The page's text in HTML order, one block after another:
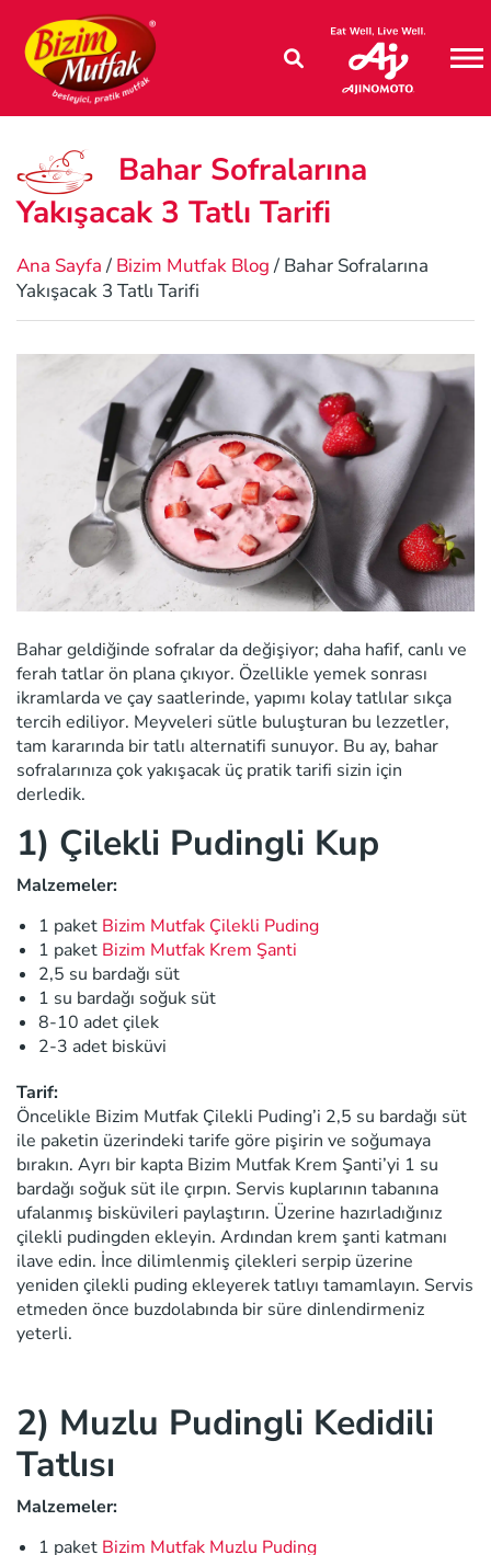
Bahar Sofralarına
Yakışacak 3 Tatlı Tarifi
Ana Sayfa / Bizim Mutfak Blog / Bahar Sofralarına
Yakışacak 3 Tatlı Tarifi
Bahar geldiğinde sofralar da değişiyor; daha hafif, canlı ve
ferah tatlar ön plana çıkıyor. Özellikle yemek sonrası
ikramlarda ve çay saatlerinde, yapımı kolay tatlılar sıkça
tercih ediliyor. Meyveleri sütle buluşturan bu lezzetler,
tam kararında bir tatlı alternatifi sunuyor. Bu ay, bahar
sofralarınıza çok yakışacak üç pratik tarifi sizin için
derledik.
1) Çilekli Pudingli Kup
Malzemeler:
1 paket Bizim Mutfak Çilekli Puding
1 paket Bizim Mutfak Krem Şanti
2,5 su bardağı süt
1 su bardağı soğuk süt
8-10 adet çilek
2-3 adet bisküvi
Tarif:
Öncelikle Bizim Mutfak Çilekli Puding’i 2,5 su bardağı süt
ile paketin üzerindeki tarife göre pişirin ve soğumaya
bırakın. Ayrı bir kapta Bizim Mutfak Krem Şanti’yi 1 su
bardağı soğuk süt ile çırpın. Servis kuplarının tabanına
ufalanmış bisküvileri paylaştırın. Üzerine hazırladığınız
çilekli pudingden ekleyin. Ardından krem şanti katmanı
ilave edin. İnce dilimlenmiş çilekleri serpip üzerine
yeniden çilekli puding ekleyerek tatlıyı tamamlayın. Servis
etmeden önce buzdolabında bir süre dinlendirmeniz
yeterli.
2) Muzlu Pudingli Kedidili
Tatlısı
Malzemeler:
1 paket Bizim Mutfak Muzlu Puding